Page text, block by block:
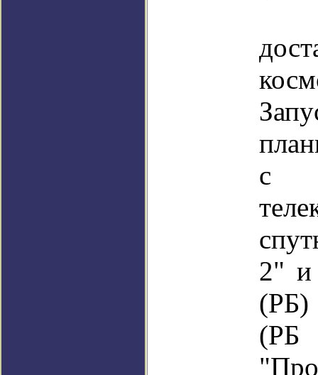
с
2" и
(РБ)
(РБ